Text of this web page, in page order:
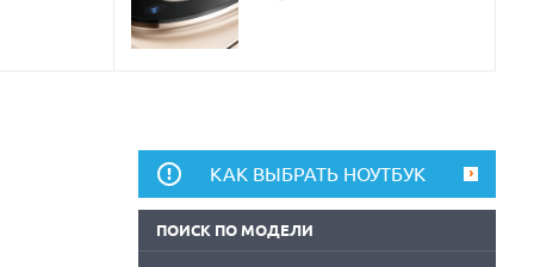
КАК ВЫБРАТЬ НОУТБУК
ПОИСК ПО МОДЕЛИ